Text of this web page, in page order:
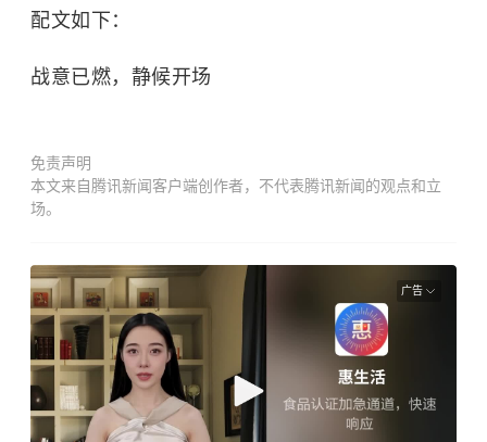
配文如下：
战意已燃，静候开场
免责声明
本文来自腾讯新闻客户端创作者，不代表腾讯新闻的观点和立
场。
广告